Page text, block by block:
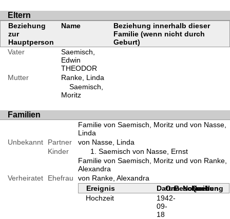
Eltern
Beziehung
zur
Hauptperson
Name
Beziehung innerhalb dieser
Familie (wenn nicht durch
Geburt)
Vater
Saemisch,
Edwin
THEODOR
Mutter
Ranke, Linda
Saemisch,
Moritz
Familien
Familie von Saemisch, Moritz und von Nasse,
Linda
Unbekannt
Partner
von Nasse, Linda
Kinder
Saemisch von Nasse, Ernst
Familie von Saemisch, Moritz und von Ranke,
Alexandra
Verheiratet
Ehefrau
von Ranke, Alexandra
Ereignis
Datum
OrtBeschreibung
Notizen
Quellen
Hochzeit
1942-
09-
18